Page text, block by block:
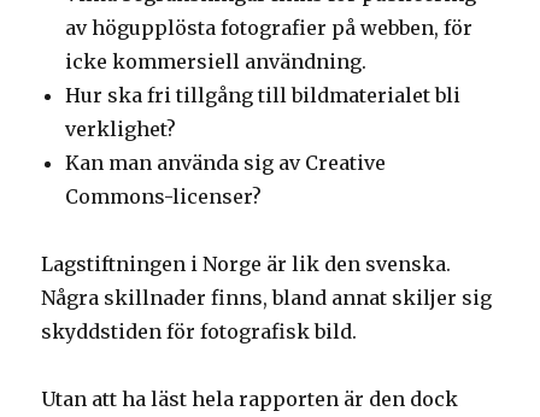
av högupplösta fotografier på webben, för
icke kommersiell användning.
Hur ska fri tillgång till bildmaterialet bli
verklighet?
Kan man använda sig av Creative
Commons-licenser?
Lagstiftningen i Norge är lik den svenska.
Några skillnader finns, bland annat skiljer sig
skyddstiden för fotografisk bild.
Utan att ha läst hela rapporten är den dock